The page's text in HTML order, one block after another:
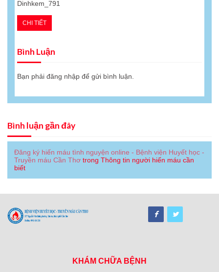
Dinhkem_791
CHI TIẾT
Bình Luận
Bạn phải đăng nhập để gửi bình luận.
Bình luận gần đây
Đăng ký hiến máu tình nguyện online - Bệnh viện Huyết học -
Truyền máu Cần Thơ trong Thông tin người hiến máu cần
biết
KHÁM CHỮA BỆNH